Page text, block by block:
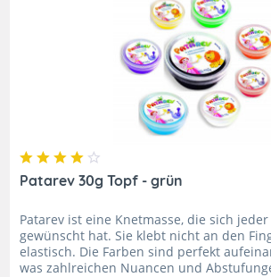
Patarev 30g Topf - grün
Patarev ist eine Knetmasse, die sich
gewünscht hat. Sie klebt nicht an den
elastisch. Die Farben sind perfekt
was zahlreichen Nuancen und